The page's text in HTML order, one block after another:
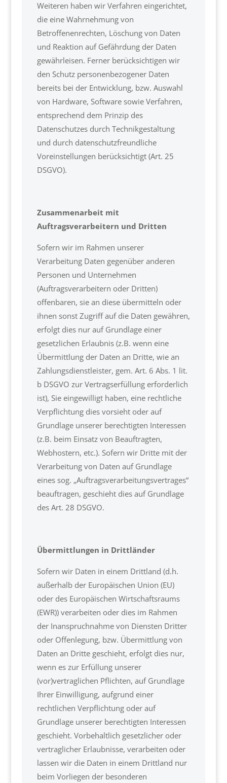
Weiteren haben wir Verfahren eingerichtet,
die eine Wahrnehmung von
Betroffenenrechten, Löschung von Daten
und Reaktion auf Gefährdung der Daten
gewährleisen. Ferner berücksichtigen wir
den Schutz personenbezogener Daten
bereits bei der Entwicklung, bzw. Auswahl
von Hardware, Software sowie Verfahren,
entsprechend dem Prinzip des
Datenschutzes durch Technikgestaltung
und durch datenschutzfreundliche
Voreinstellungen berücksichtigt (Art. 25
DSGVO).
Zusammenarbeit mit
Auftragsverarbeitern und Dritten
Sofern wir im Rahmen unserer
Verarbeitung Daten gegenüber anderen
Personen und Unternehmen
(Auftragsverarbeitern oder Dritten)
offenbaren, sie an diese übermitteln oder
ihnen sonst Zugriff auf die Daten gewähren,
erfolgt dies nur auf Grundlage einer
gesetzlichen Erlaubnis (z.B. wenn eine
Übermittlung der Daten an Dritte, wie an
Zahlungsdienstleister, gem. Art. 6 Abs. 1 lit.
b DSGVO zur Vertragserfüllung erforderlich
ist), Sie eingewilligt haben, eine rechtliche
Verpflichtung dies vorsieht oder auf
Grundlage unserer berechtigten Interessen
(z.B. beim Einsatz von Beauftragten,
Webhostern, etc.). Sofern wir Dritte mit der
Verarbeitung von Daten auf Grundlage
eines sog. „Auftragsverarbeitungsvertrages“
beauftragen, geschieht dies auf Grundlage
des Art. 28 DSGVO.
Übermittlungen in Drittländer
Sofern wir Daten in einem Drittland (d.h.
außerhalb der Europäischen Union (EU)
oder des Europäischen Wirtschaftsraums
(EWR)) verarbeiten oder dies im Rahmen
der Inanspruchnahme von Diensten Dritter
oder Offenlegung, bzw. Übermittlung von
Daten an Dritte geschieht, erfolgt dies nur,
wenn es zur Erfüllung unserer
(vor)vertraglichen Pflichten, auf Grundlage
Ihrer Einwilligung, aufgrund einer
rechtlichen Verpflichtung oder auf
Grundlage unserer berechtigten Interessen
geschieht. Vorbehaltlich gesetzlicher oder
vertraglicher Erlaubnisse, verarbeiten oder
lassen wir die Daten in einem Drittland nur
beim Vorliegen der besonderen